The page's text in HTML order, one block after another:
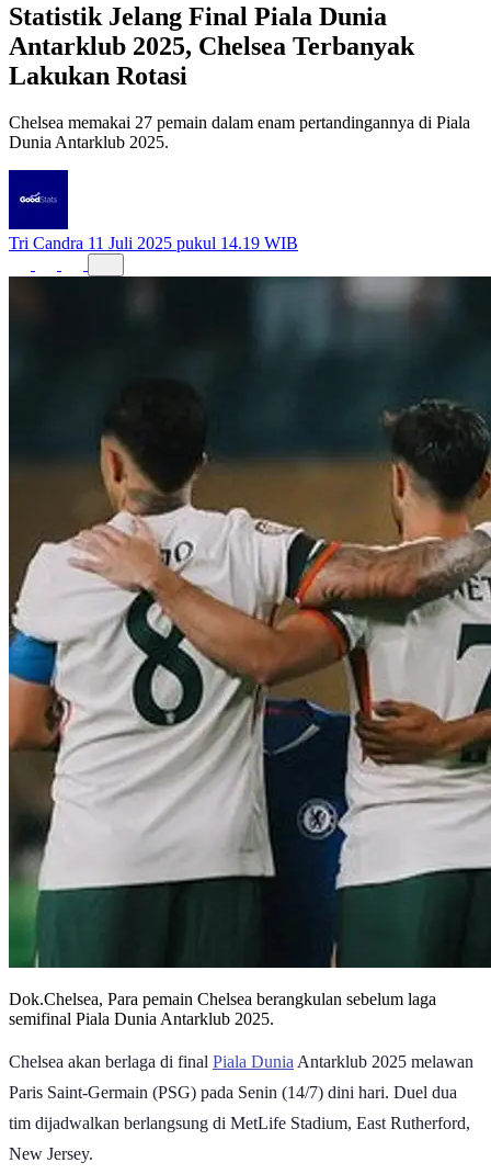
Statistik Jelang Final Piala Dunia
Antarklub 2025, Chelsea Terbanyak
Lakukan Rotasi
Chelsea memakai 27 pemain dalam enam pertandingannya di Piala
Dunia Antarklub 2025.
Tri Candra 11 Juli 2025 pukul 14.19 WIB
Dok.Chelsea, Para pemain Chelsea berangkulan sebelum laga
semifinal Piala Dunia Antarklub 2025.
Chelsea akan berlaga di final Piala Dunia Antarklub 2025 melawan
Paris Saint-Germain (PSG) pada Senin (14/7) dini hari. Duel dua
tim dijadwalkan berlangsung di MetLife Stadium, East Rutherford,
New Jersey.